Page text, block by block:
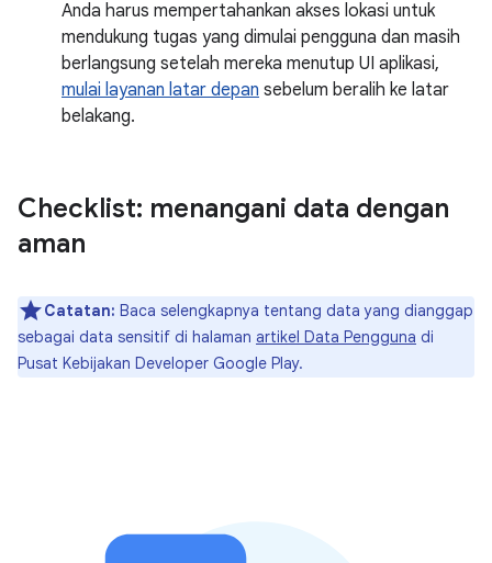
Anda harus mempertahankan akses lokasi untuk
mendukung tugas yang dimulai pengguna dan masih
berlangsung setelah mereka menutup UI aplikasi,
mulai layanan latar depan sebelum beralih ke latar
belakang.
Checklist: menangani data dengan
aman
Catatan: Baca selengkapnya tentang data yang dianggap
sebagai data sensitif di halaman artikel Data Pengguna di
Pusat Kebijakan Developer Google Play.